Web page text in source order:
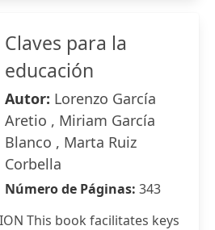
Claves para la
educación
Autor: Lorenzo García
Aretio , Miriam García
Blanco , Marta Ruiz
Corbella
Número de Páginas: 343
This book facilitates keys